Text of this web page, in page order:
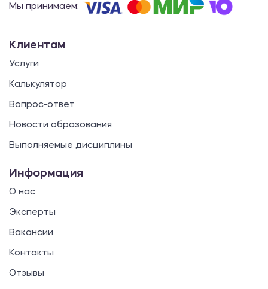
Мы принимаем:
Клиентам
Услуги
Калькулятор
Вопрос-ответ
Новости образования
Выполняемые дисциплины
Информация
О нас
Эксперты
Вакансии
Контакты
Отзывы